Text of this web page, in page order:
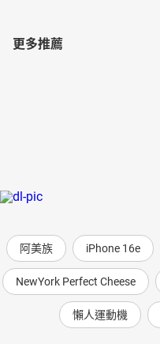
更多推薦
阿美族 iPhone 16e
NewYork Perfect Cheese
懶人運動機